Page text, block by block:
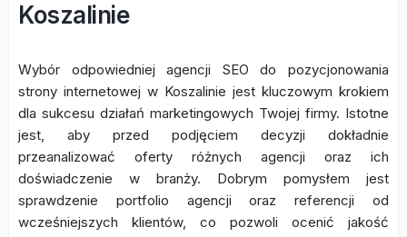
Koszalinie
Wybór odpowiedniej agencji SEO do pozycjonowania
strony internetowej w Koszalinie jest kluczowym krokiem
dla sukcesu działań marketingowych Twojej firmy. Istotne
jest, aby przed podjęciem decyzji dokładnie
przeanalizować oferty różnych agencji oraz ich
doświadczenie w branży. Dobrym pomysłem jest
sprawdzenie portfolio agencji oraz referencji od
wcześniejszych klientów, co pozwoli ocenić jakość